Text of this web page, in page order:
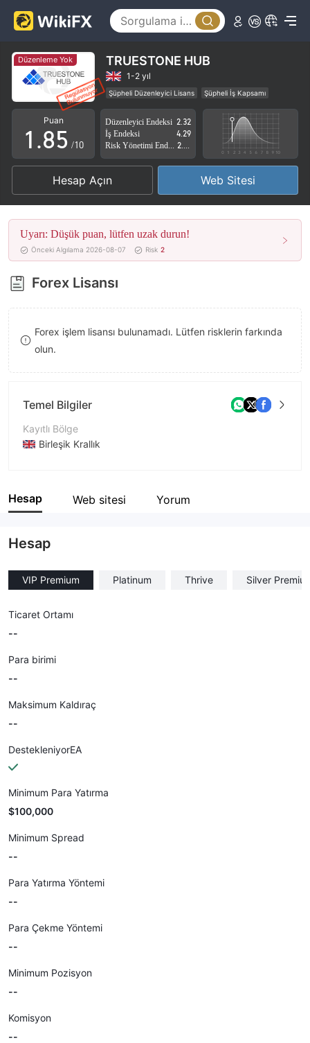
Düzenleme Yok TRUESTONE HUB
1-2 yıl
Şüpheli Düzenleyici Lisans
Şüpheli İş Kapsamı
Yüksek düzeyde potansiyel risk
Puan
0
1
2
3
4
5
6
7
8
9
.
4
5
6
7
8
9
1
2
3
4
5
6
7
8
9
/10
Düzenleyici Endeksi 2.32
İş Endeksi
4.29
Hesap Açın Web Sitesi
Uyarı: Düşük puan, lütfen uzak durun!
Önceki Algılama 2026-08-07 Risk 2
Forex Lisansı
Forex işlem lisansı bulunamadı. Lütfen risklerin farkında
olun.
Temel Bilgiler
Kayıtlı Bölge
Birleşik Krallık
Şirket Adı
Hesap Web sitesi Yorum
Hesap
VIP Premium Platinum Thrive Silver
Ticaret Ortamı
--
Para birimi
--
Maksimum Kaldıraç
--
DestekleniyorEA
Minimum Para Yatırma
$100,000
Minimum Spread
--
Para Yatırma Yöntemi
--
Para Çekme Yöntemi
--
Minimum Pozisyon
--
Komisyon
--